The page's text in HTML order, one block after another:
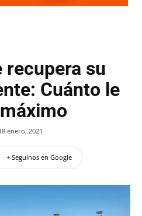
recupera su
Cuánto le
enero, 2021
+ Seguinos en Google